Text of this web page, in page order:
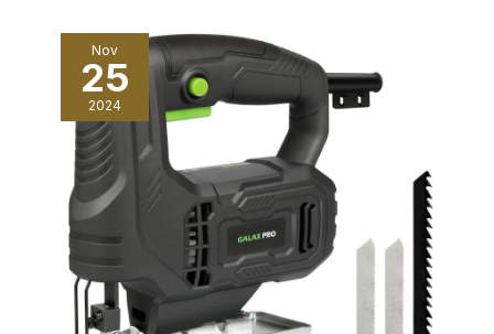
Nov
25
2024